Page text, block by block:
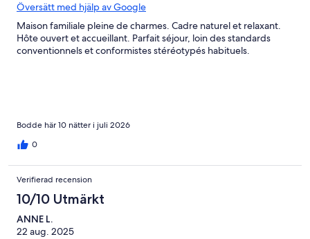
Översätt med hjälp av Google
Maison familiale pleine de charmes. Cadre naturel et relaxant.
Hôte ouvert et accueillant. Parfait séjour, loin des standards
conventionnels et conformistes stéréotypés habituels.
Bodde här 10 nätter i juli 2026
0
Verifierad recension
10/10 Utmärkt
ANNE L.
22 aug. 2025